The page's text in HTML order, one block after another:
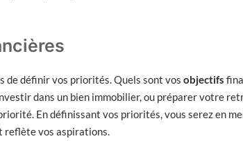
de définir vos priorités. Quels sont vos objectifs
dans un bien immobilier, ou préparer votre
En définissant vos priorités, vous serez en
reflète vos aspirations.